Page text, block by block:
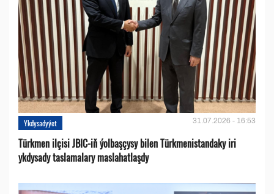
Ykdysadyýet 31.07.2026 - 16:53
Türkmen ilçisi JBIC-iň ýolbaşçysy bilen Türkmenistandaky iri
ykdysady taslamalary maslahatlaşdy